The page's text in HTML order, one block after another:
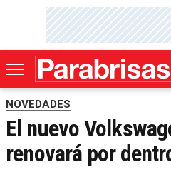
NOVEDADES
El nuevo
renovará por